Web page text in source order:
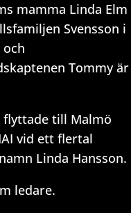
mamma Linda Elm
Svensson i
Tommy är
till Malmö
vid ett flertal
Linda Hansson.
ledare.